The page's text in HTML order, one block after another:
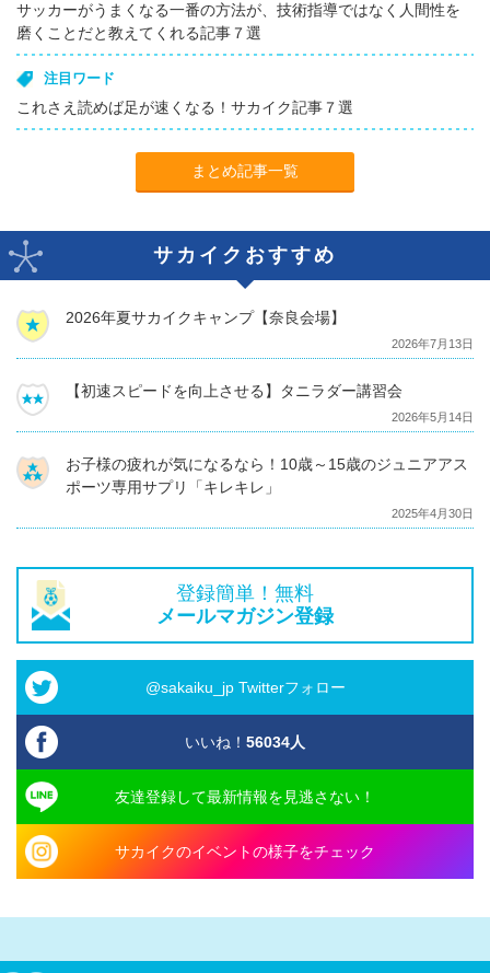
サッカーがうまくなる一番の方法が、技術指導ではなく人間性を
磨くことだと教えてくれる記事７選
注目ワード
これさえ読めば足が速くなる！サカイク記事７選
まとめ記事一覧
サカイクおすすめ
2026年夏サカイクキャンプ【奈良会場】
2026年7月13日
【初速スピードを向上させる】タニラダー講習会
2026年5月14日
お子様の疲れが気になるなら！10歳～15歳のジュニアアス
ポーツ専用サプリ「キレキレ」
2025年4月30日
登録簡単！無料
メールマガジン登録
@sakaiku_jp Twitterフォロー
いいね！ 56034人
友達登録して最新情報を見逃さない！
サカイクのイベントの様子をチェック